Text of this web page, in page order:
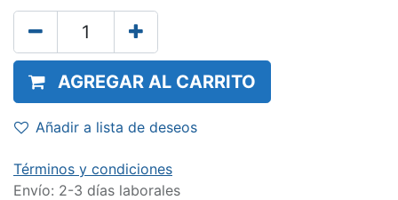
AGREGAR AL CARRITO
Añadir a lista de deseos
Términos y condiciones
Envío: 2-3 días laborales